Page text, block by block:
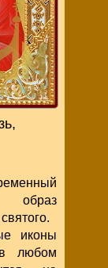
образ
иконы
в любом